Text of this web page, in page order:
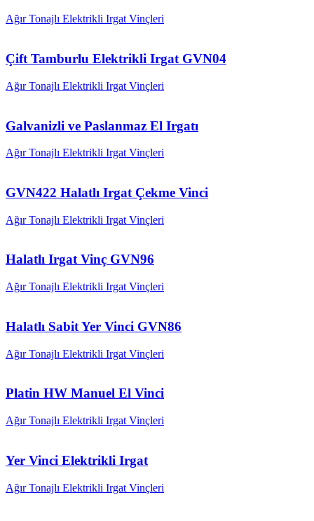
Ağır Tonajlı Elektrikli Irgat Vinçleri
Çift Tamburlu Elektrikli Irgat GVN04
Ağır Tonajlı Elektrikli Irgat Vinçleri
Galvanizli ve Paslanmaz El Irgatı
Ağır Tonajlı Elektrikli Irgat Vinçleri
GVN422 Halatlı Irgat Çekme Vinci
Ağır Tonajlı Elektrikli Irgat Vinçleri
Halatlı Irgat Vinç GVN96
Ağır Tonajlı Elektrikli Irgat Vinçleri
Halatlı Sabit Yer Vinci GVN86
Ağır Tonajlı Elektrikli Irgat Vinçleri
Platin HW Manuel El Vinci
Ağır Tonajlı Elektrikli Irgat Vinçleri
Yer Vinci Elektrikli Irgat
Ağır Tonajlı Elektrikli Irgat Vinçleri